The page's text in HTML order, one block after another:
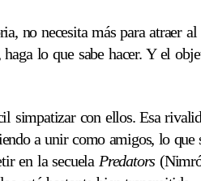
no necesita más para atraer al
lo que sabe hacer. Y el
simpatizar con ellos. Esa
a unir como amigos, lo que
en la secuela Predators